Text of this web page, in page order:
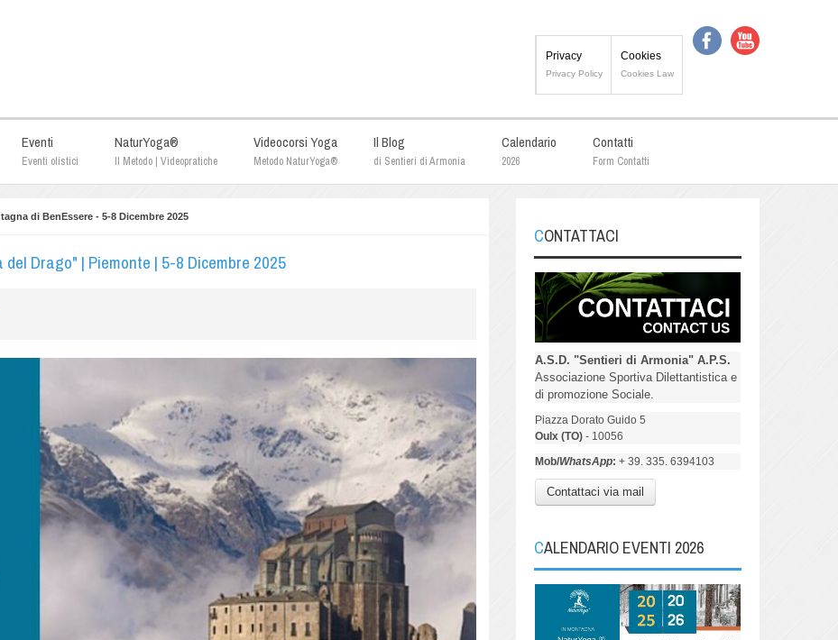
Privacy
Privacy Policy
Cookies
Cookies Law
Eventi
Eventi olistici
NaturYoga®
Il Metodo | Videopratiche
Videocorsi Yoga
Metodo NaturYoga®
Il Blog
di Sentieri di Armonia
Calendario
2026
Contatti
Form Contatti
di BenEssere - 5-8 Dicembre 2025
Drago" | Piemonte | 5-8 Dicembre 2025
CONTATTACI
A.S.D. "Sentieri di Armonia" A.P.S.
Associazione Sportiva Dilettantistica e
di promozione Sociale.
Piazza Dorato Guido 5
Oulx (TO)- 10056
Mob/WhatsApp: + 39. 335. 6394103
Contattaci via mail
CALENDARIO EVENTI 2026